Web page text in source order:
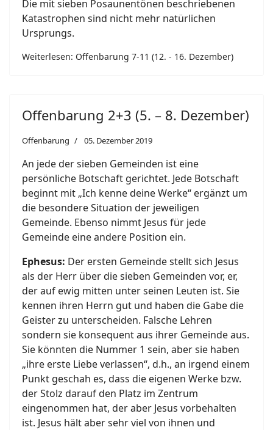
Die mit sieben Posaunentönen beschriebenen
Katastrophen sind nicht mehr natürlichen
Ursprungs.
Weiterlesen: Offenbarung 7-11 (12. - 16. Dezember)
Offenbarung 2+3 (5. – 8. Dezember)
Offenbarung 05. Dezember 2019
An jede der sieben Gemeinden ist eine
persönliche Botschaft gerichtet. Jede Botschaft
beginnt mit „Ich kenne deine Werke“ ergänzt um
die besondere Situation der jeweiligen
Gemeinde. Ebenso nimmt Jesus für jede
Gemeinde eine andere Position ein.
Ephesus: Der ersten Gemeinde stellt sich Jesus
als der Herr über die sieben Gemeinden vor, er,
der auf ewig mitten unter seinen Leuten ist. Sie
kennen ihren Herrn gut und haben die Gabe die
Geister zu unterscheiden. Falsche Lehren
sondern sie konsequent aus ihrer Gemeinde aus.
Sie könnten die Nummer 1 sein, aber sie haben
„ihre erste Liebe verlassen“, d.h., an irgend einem
Punkt geschah es, dass die eigenen Werke bzw.
der Stolz darauf den Platz im Zentrum
eingenommen hat, der aber Jesus vorbehalten
ist. Jesus hält aber sehr viel von ihnen und